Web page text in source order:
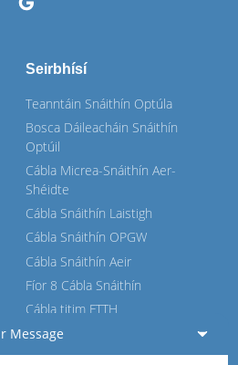
Seirbhísí
Teanntáin Snáithín Optúla
Bosca Dáileacháin Snáithín
Optúil
Cábla Micrea-Snáithín Aer-
Shéidte
Cábla Snáithín Laistigh
Cábla Snáithín OPGW
Cábla Snáithín Aeir
Fíor 8 Cábla Snáithín
Cábla titim FTTH
Cábla Snáithín ASU
Cábla Snáithín ADSS
Message